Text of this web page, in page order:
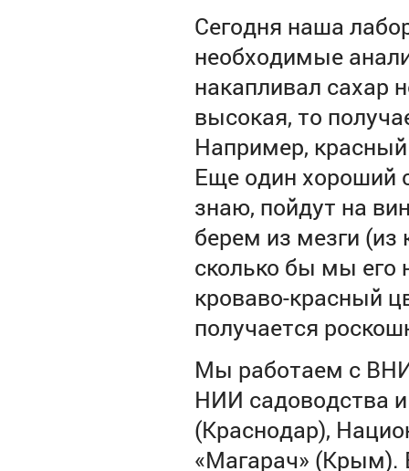
Сегодня наша
необходимые
накапливал сахар
высокая, то
Например, красный
Еще один хороший
знаю, пойдут на
берем из мезги
сколько бы мы его
кроваво-красный
получается
Мы работаем с
НИИ садоводства
(Краснодар),
«Магарач» (Крым).